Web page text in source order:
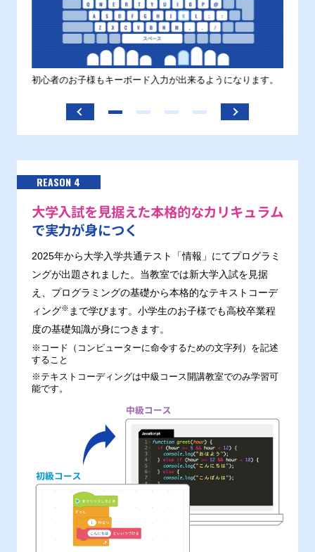
初心者のお子様もキーボード入力が出来るようになります。
REASON 4
大学入試を見据えた本格的なカリキュラム
で実力が身につく
2025年から大学入学共通テスト「情報」にてプログラミ
ングが出題されました。当教室では新大学入試を見据
え、プログラミングの基礎から本格的なテキストコーデ
ィング※ まで学びます。小学生のお子様でも高校卒業程
度の基礎知識が身につきます。
※コード（コンピューターに命令するための文字列）を記述
すること
※テキストコーディングは中級コース開講教室でのみ学習可
能です。